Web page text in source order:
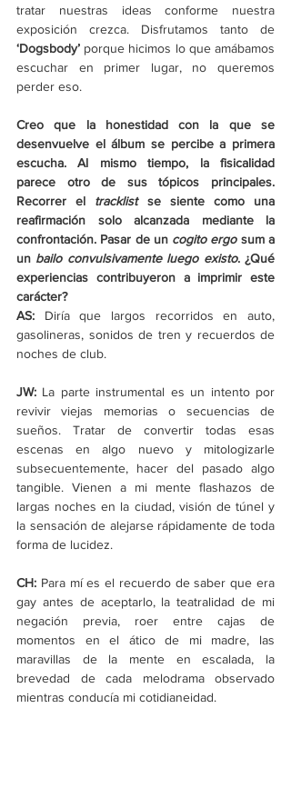
tratar nuestras ideas conforme nuestra
‘Dogsbody’ porque hicimos lo que amábamos
escuchar en primer lugar, no queremos
perder eso.
Creo que la honestidad con la que se
desenvuelve el álbum se percibe a primera
escucha. Al mismo tiempo, la fisicalidad
parece otro de sus tópicos principales.
Recorrer el tracklist se siente como una
reafirmación solo alcanzada mediante la
confrontación. Pasar de un cogito ergo sum a
un bailo convulsivamente luego existo. ¿Qué
experiencias contribuyeron a imprimir este
carácter?
AS: Diría que largos recorridos en auto,
gasolineras, sonidos de tren y recuerdos de
noches de club.
JW: La parte instrumental es un intento por
revivir viejas memorias o secuencias de
sueños. Tratar de convertir todas esas
escenas en algo nuevo y mitologizarle
subsecuentemente, hacer del pasado algo
tangible. Vienen a mi mente flashazos de
largas noches en la ciudad, visión de túnel y
la sensación de alejarse rápidamente de toda
forma de lucidez.
CH: Para mí es el recuerdo de saber que era
gay antes de aceptarlo, la teatralidad de mi
negación previa, roer entre cajas de
momentos en el ático de mi madre, las
maravillas de la mente en escalada, la
brevedad de cada melodrama observado
mientras conducía mi cotidianeidad.